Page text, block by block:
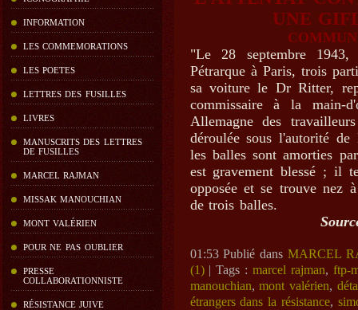
INFORMATION
LES COMMEMORATIONS
LES POETES
LETTRES DES FUSILLES
LIVRES
MANUSCRITS DES LETTRES
DE FUSILLES
MARCEL RAJMAN
MISSAK MANOUCHIAN
MONT VALÉRIEN
POUR NE PAS OUBLIER
PRESSE
COLLABORATIONNISTE
RÉSISTANCE JUIVE
UNE
"Le 28 septembre
Pétrarque à Paris, trois
sa voiture le Dr Ritter,
commissaire à la main-
Allemagne des
déroulée sous l'autorité
les balles sont amorties
est gravement blessé ; il
opposée et se trouve nez
de trois balles.
01:53 Publié dansMARCEL
(1)| Tags : marcel rajman, ftp-
manouchian,mont valérien,
étrangers dans la résistance,